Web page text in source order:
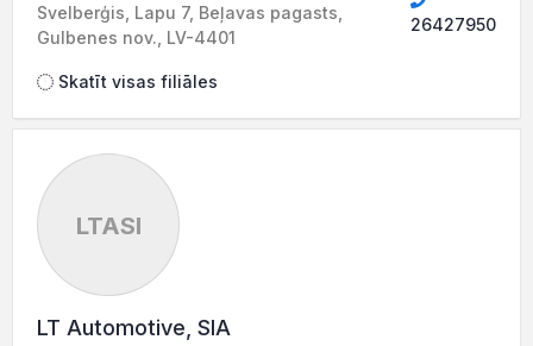
Svelberģis, Lapu 7, Beļavas pagasts,
Gulbenes nov., LV-4401
26427950
Skatīt visas filiāles
LTASI
LT Automotive, SIA